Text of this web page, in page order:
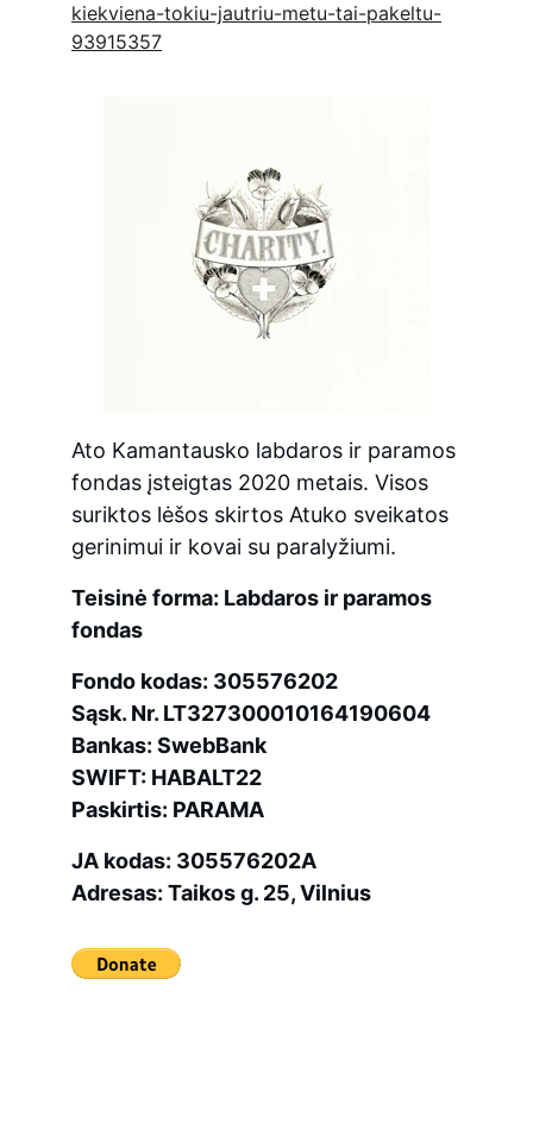
kiekviena-tokiu-jautriu-metu-tai-pakeltu-
93915357
Ato Kamantausko labdaros ir paramos
fondas įsteigtas 2020 metais. Visos
suriktos lėšos skirtos Atuko sveikatos
gerinimui ir kovai su paralyžiumi.
Teisinė forma: Labdaros ir paramos
fondas
Fondo kodas: 305576202
Sąsk. Nr. LT327300010164190604
Bankas: SwebBank
SWIFT: HABALT22
Paskirtis: PARAMA
JA kodas: 305576202A
Adresas: Taikos g. 25, Vilnius